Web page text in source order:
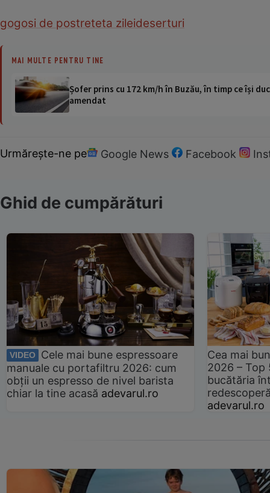
gogosi de postreteta zileideserturi
MAI MULTE PENTRU TINE
Șofer prins cu 172 km/h în Buzău, în timp ce își
amendat
Urmărește-ne pe Google News Facebook
Ghid de cumpărături
VIDEO
Cele mai bune espressoare
manuale cu portafiltru 2026: cum
obții un espresso de nivel barista
chiar la tine acasă adevarul.ro
Cea mai
2026 –
bucătăria
adevarul.ro